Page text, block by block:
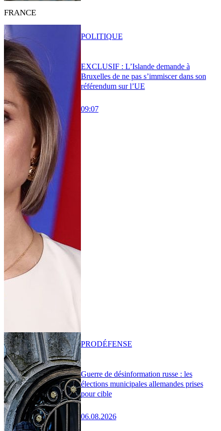
FRANCE
EXCLUSIF : L’Islande demande à
Bruxelles de ne pas s’immiscer dans son
référendum sur l’UE
09:07
POLITIQUE
Guerre de désinformation russe : les
élections municipales allemandes prises
pour cible
06.08.2026
PRODÉFENSE